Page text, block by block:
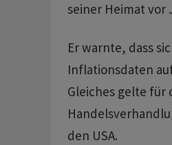
seiner Heimat vor
Er warnte, dass
Inflationsdaten
Gleiches gelte für
den USA.